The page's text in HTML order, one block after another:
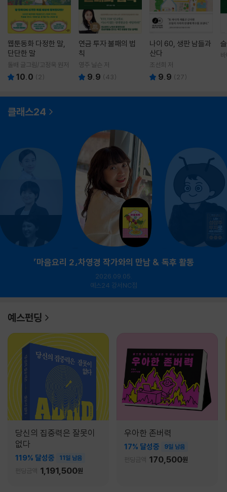
웹툰동화 다정한 말,
단단한 말
돌배 글그림/고정욱 원저
10.0 ( 2)
연금 투자 불패의 법
칙
영주 닐슨 저
9.9 (43)
나이 60, 생판 남들과
산다
조선희 저
9.9 ( 27)
클래스24
『마음요리 2』차영경 작가와의 만남 & 독후 활동
2026.09.05.
예스24 강서NC점
예스펀딩
당신의 집중력은 잘못이
없다
119% 달성중 11일 남음
펀딩금액 1,191,500원
우아한 존버력
17% 달성중 9일 남음
펀딩금액 170,500원